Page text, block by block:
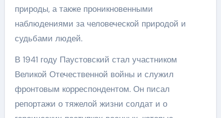
природы, а также проникновенными
наблюдениями за человеческой природой и
судьбами людей.
В 1941 году Паустовский стал участником
Великой Отечественной войны и служил
фронтовым корреспондентом. Он писал
репортажи о тяжелой жизни солдат и о